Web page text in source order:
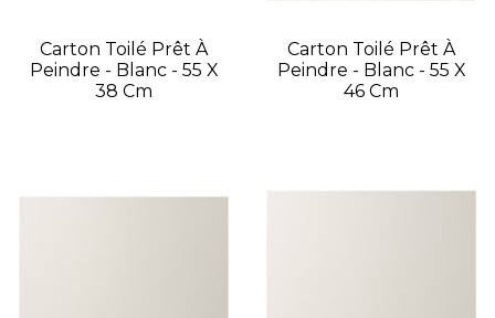
Carton Toilé Prêt À
Peindre - Blanc - 55 X
38 Cm
Carton Toilé Prêt À
Peindre - Blanc - 55 X
46 Cm